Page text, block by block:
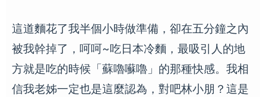
這道麵花了我半個小時做準備，卻在五分鐘之內
被我幹掉了，呵呵~吃日本冷麵，最吸引人的地
方就是吃的時候「蘇嚕囌嚕」的那種快感。我相
信我老姊一定也是這麼認為，對吧林小朋？這是